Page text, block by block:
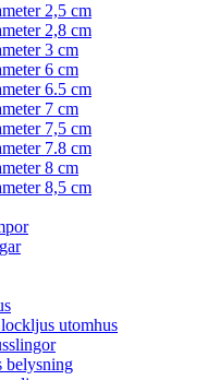
2,5 cm
2,8 cm
3 cm
6 cm
6.5 cm
7 cm
7,5 cm
7.8 cm
8 cm
8,5 cm
utomhus
belysning